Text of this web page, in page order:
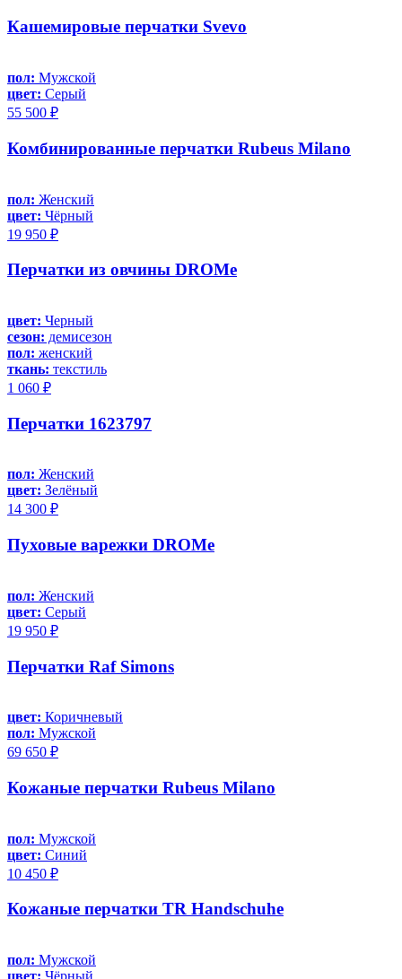
Кашемировые перчатки Svevo
пол: Мужской
цвет: Серый
55 500 ₽
Комбинированные перчатки Rubeus Milano
пол: Женский
цвет: Чёрный
19 950 ₽
Перчатки из овчины DROMe
цвет: Черный
сезон: демисезон
пол: женский
ткань: текстиль
1 060 ₽
Перчатки 1623797
пол: Женский
цвет: Зелёный
14 300 ₽
Пуховые варежки DROMe
пол: Женский
цвет: Серый
19 950 ₽
Перчатки Raf Simons
цвет: Коричневый
пол: Мужской
69 650 ₽
Кожаные перчатки Rubeus Milano
пол: Мужской
цвет: Синий
10 450 ₽
Кожаные перчатки TR Handschuhe
пол: Мужской